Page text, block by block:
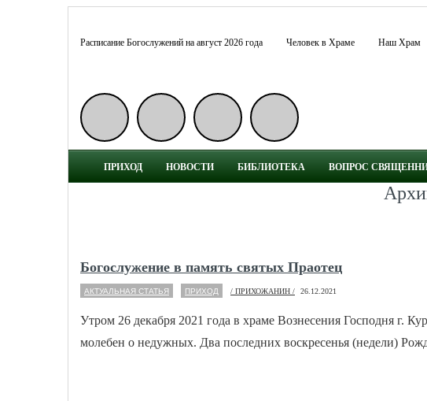
Расписание Богослужений на август 2026 года Человек в Храме Наш Храм
ПРИХОД НОВОСТИ БИБЛИОТЕКА ВОПРОС
Богослужение в память святых Праотец
АКТУАЛЬНАЯ СТАТЬЯ ПРИХОД / ПРИХОЖАНИН / 26.12.2021
Утром 26 декабря 2021 года в храме Вознесения Господня г.
молебен о недужных. Два по­след­них вос­кре­се­нья (неде­ли)